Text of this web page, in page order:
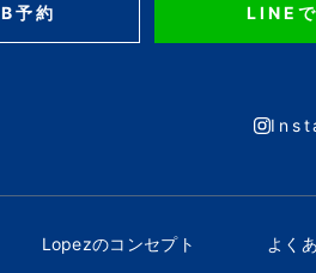
予約 LINE
Lopezのコンセプト よく